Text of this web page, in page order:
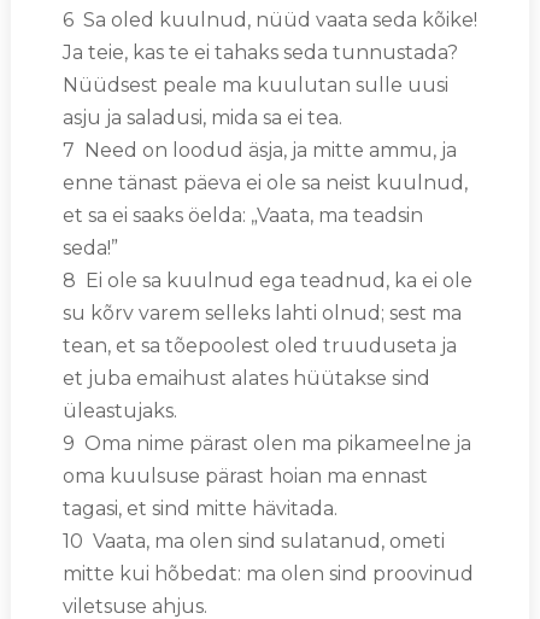
6 Sa oled kuulnud, nüüd vaata seda kõike!
Ja teie, kas te ei tahaks seda tunnustada?
Nüüdsest peale ma kuulutan sulle uusi
asju ja saladusi, mida sa ei tea.
7 Need on loodud äsja, ja mitte ammu, ja
enne tänast päeva ei ole sa neist kuulnud,
et sa ei saaks öelda: „Vaata, ma teadsin
seda!”
8 Ei ole sa kuulnud ega teadnud, ka ei ole
su kõrv varem selleks lahti olnud; sest ma
tean, et sa tõepoolest oled truuduseta ja
et juba emaihust alates hüütakse sind
üleastujaks.
9 Oma nime pärast olen ma pikameelne ja
oma kuulsuse pärast hoian ma ennast
tagasi, et sind mitte hävitada.
10 Vaata, ma olen sind sulatanud, ometi
mitte kui hõbedat: ma olen sind proovinud
viletsuse ahjus.